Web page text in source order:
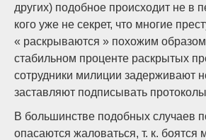
других) подобное происходит не в
кого уже не секрет, что многие
« раскрываются » похожим
стабильном проценте раскрытых
сотрудники милиции задерживают
заставляют подписывать
В большинстве подобных случаев
опасаются жаловаться, т. к. боятся